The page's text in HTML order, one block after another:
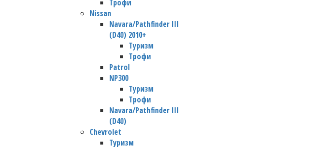
Трофи
Nissan
Navara/Pathfinder III
(D40) 2010+
Туризм
Трофи
Patrol
NP300
Туризм
Трофи
Navara/Pathfinder III
(D40)
Chevrolet
Туризм